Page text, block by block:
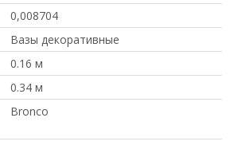
0,008704
Вазы декоративные
0.16 м
0.34 м
Bronco